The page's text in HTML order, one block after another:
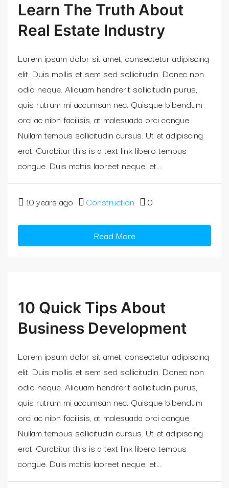
Learn The Truth About
Real Estate Industry
Lorem ipsum dolor sit amet, consectetur adipiscing
elit. Duis mollis et sem sed sollicitudin. Donec non
odio neque. Aliquam hendrerit sollicitudin purus,
quis rutrum mi accumsan nec. Quisque bibendum
orci ac nibh facilisis, at malesuada orci congue.
Nullam tempus sollicitudin cursus. Ut et adipiscing
erat. Curabitur this is a text link libero tempus
congue. Duis mattis laoreet neque, et...
10 years ago Construction 0
Read More
10 Quick Tips About
Business Development
Lorem ipsum dolor sit amet, consectetur adipiscing
elit. Duis mollis et sem sed sollicitudin. Donec non
odio neque. Aliquam hendrerit sollicitudin purus,
quis rutrum mi accumsan nec. Quisque bibendum
orci ac nibh facilisis, at malesuada orci congue.
Nullam tempus sollicitudin cursus. Ut et adipiscing
erat. Curabitur this is a text link libero tempus
congue. Duis mattis laoreet neque, et...